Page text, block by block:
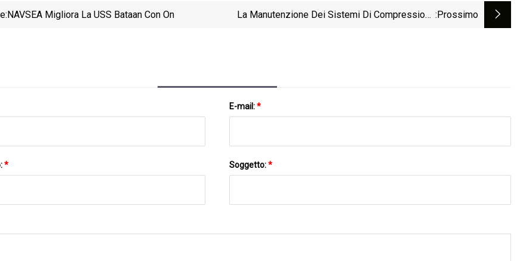
NAVSEA Migliora La USS Bataan Con On
La Manutenzione Dei Sistemi Di Compressione :Prossimo
E-mail:*
* Soggetto:*